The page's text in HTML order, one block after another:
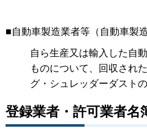
■自動車製造業者等（自動車製
自ら生産又は輸入した自
ものについて、回収され
グ・シュレッダーダスト
登録業者・許可業者名